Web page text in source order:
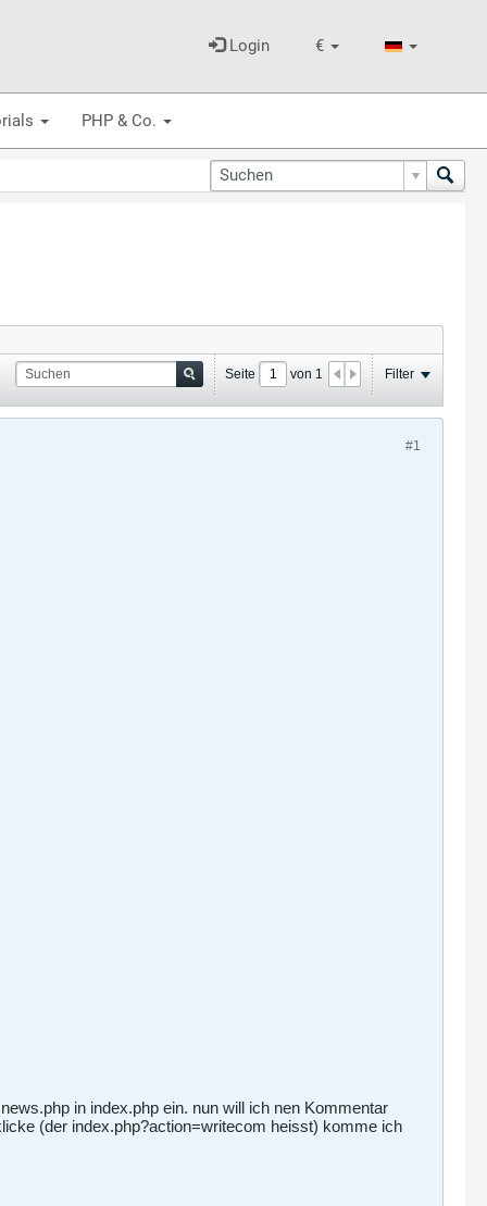
€
Login
PHP & Co.
Seite von 1 Filter
#1
in index.php ein. nun will ich nen Kommentar
(der index.php?action=writecom heisst) komme ich